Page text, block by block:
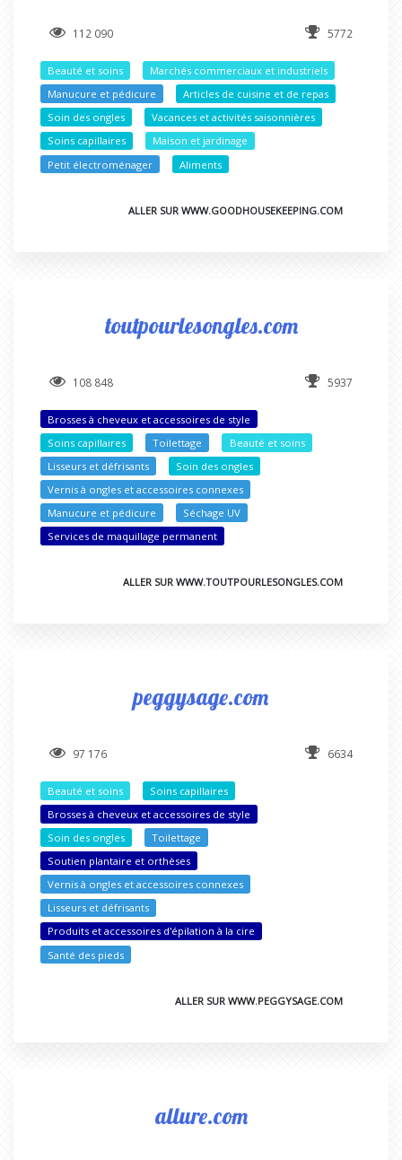
112 090 5772
Beauté et soins
Marchés commerciaux et industriels
Manucure et pédicure
Articles de cuisine et de repas
Soin des ongles
Vacances et activités saisonnières
Soins capillaires
Maison et jardinage
Petit électroménager
Aliments
ALLER SUR WWW.GOODHOUSEKEEPING.COM
toutpourlesongles.com
108 848 5937
Brosses à cheveux et accessoires de style
Soins capillaires
Toilettage
Beauté et soins
Lisseurs et défrisants
Soin des ongles
Vernis à ongles et accessoires connexes
Manucure et pédicure
Séchage UV
Services de maquillage permanent
ALLER SUR WWW.TOUTPOURLESONGLES.COM
peggysage.com
97 176 6634
Beauté et soins
Soins capillaires
Brosses à cheveux et accessoires de style
Soin des ongles
Toilettage
Soutien plantaire et orthèses
Vernis à ongles et accessoires connexes
Lisseurs et défrisants
Produits et accessoires d'épilation à la cire
Santé des pieds
ALLER SUR WWW.PEGGYSAGE.COM
allure.com